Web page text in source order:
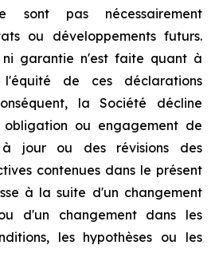
sont pas nécessairement
ou développements futurs.
ni garantie n'est faite quant à
de ces déclarations
la Société décline
obligation ou engagement de
jour ou des révisions des
contenues dans le présent
à la suite d'un changement
d'un changement dans les
les hypothèses ou les